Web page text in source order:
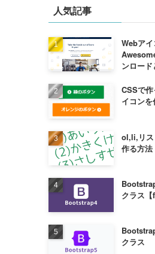
人気記事
Webア
ンロー
CSSで
イコンを
ol,li,リス
作る方法
クラス【
クラス